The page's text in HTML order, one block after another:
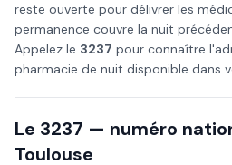
reste ouverte pour délivrer les
permanence couvre la nuit
Appelez le 3237 pour connaître
pharmacie de nuit disponible dans
Le 3237 — numéro
Toulouse